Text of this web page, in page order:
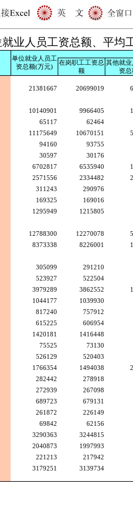
业人员工资总额、平均
单位就业人员工
资总额(万元)
在岗职工工资总
额
其他就业
资总
21381667 20699019
10140901 9966405
65117 62464
11175649 10670151
94160 93755
30597 30176
6702817 6535940
2571556 2334482
311243 290976
169325 169016
1295949 1215805
12788300 12270078
8373338 8226001
305099 291210
523927 522504
3979289 3862552
1044177 1039930
817240 757912
615225 606954
1420181 1416448
75525 73130
526129 520403
1766354 1494038
282442 278918
272939 267098
689723 679131
261872 226149
69842 62156
3290363 3244815
2040873 1997993
221213 217942
3179251 3139734